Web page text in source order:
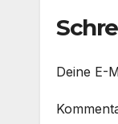
Deine E-